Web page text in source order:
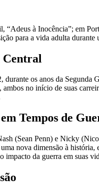
“Adeus à Inocência”; em
para a vida adulta
Central
os anos da Segunda
no início de suas
Tempos de
(Sean Penn) e Nicky
nova dimensão à história,
impacto da guerra em suas